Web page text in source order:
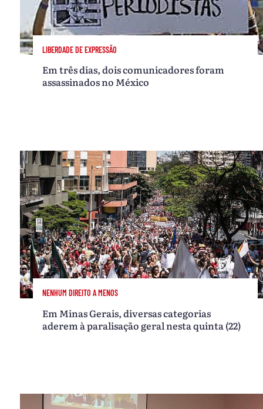
LIBERDADE DE EXPRESSÃO
Em três dias, dois comunicadores foram
assassinados no México
NENHUM DIREITO A MENOS
Em Minas Gerais, diversas categorias
aderem à paralisação geral nesta quinta (22)